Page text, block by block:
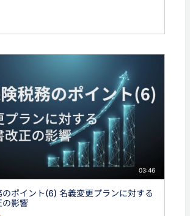
03:46
ポイント(6) 名義変更プランに対する
の影響